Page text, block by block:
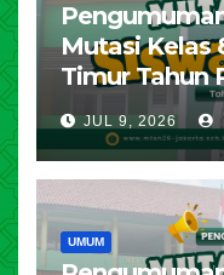
Mutasi Kelas
Timur Tahun
JUL 9, 2026
UMUM